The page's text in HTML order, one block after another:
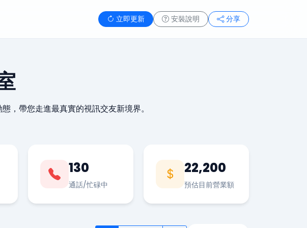
立即更新 安裝說明 分享
，帶您走進最真實的視訊交友新境界。
130
通話/忙碌中
22,200
預估目前營業額